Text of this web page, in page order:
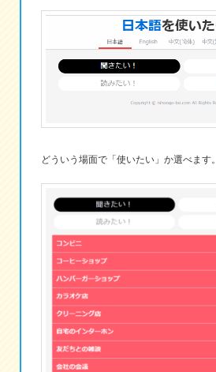
どういう場面で「使いたい」か選べます。